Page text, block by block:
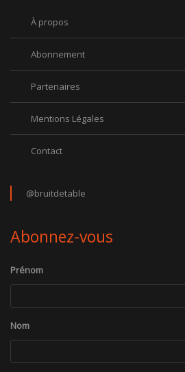
À propos
Abonnement
Partenaires
Mentions Légales
Contact
@bruitdetable
Abonnez-vous
Prénom
Nom